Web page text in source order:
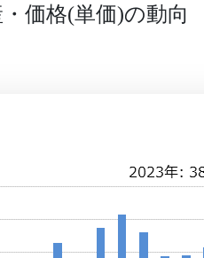
価格(単価)の動向